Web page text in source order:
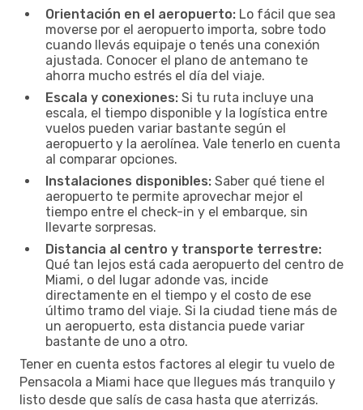
Orientación en el aeropuerto: Lo fácil que sea
moverse por el aeropuerto importa, sobre todo
cuando llevás equipaje o tenés una conexión
ajustada. Conocer el plano de antemano te
ahorra mucho estrés el día del viaje.
Escala y conexiones: Si tu ruta incluye una
escala, el tiempo disponible y la logística entre
vuelos pueden variar bastante según el
aeropuerto y la aerolínea. Vale tenerlo en cuenta
al comparar opciones.
Instalaciones disponibles: Saber qué tiene el
aeropuerto te permite aprovechar mejor el
tiempo entre el check-in y el embarque, sin
llevarte sorpresas.
Distancia al centro y transporte terrestre:
Qué tan lejos está cada aeropuerto del centro de
Miami, o del lugar adonde vas, incide
directamente en el tiempo y el costo de ese
último tramo del viaje. Si la ciudad tiene más de
un aeropuerto, esta distancia puede variar
bastante de uno a otro.
Tener en cuenta estos factores al elegir tu vuelo de
Pensacola a Miami hace que llegues más tranquilo y
listo desde que salís de casa hasta que aterrizás.